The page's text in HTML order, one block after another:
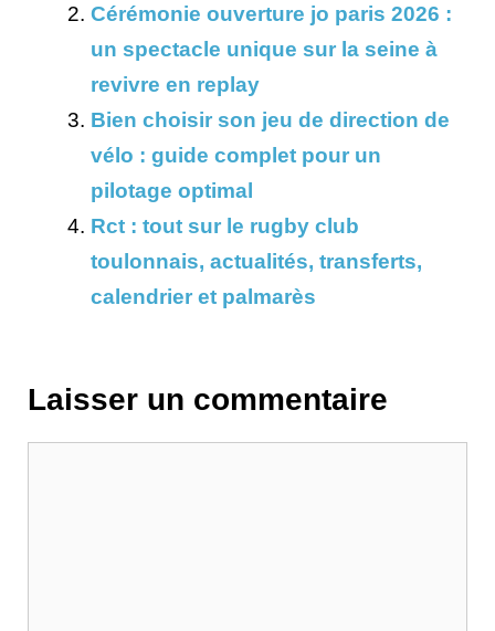
Cérémonie ouverture jo paris 2026 :
un spectacle unique sur la seine à
revivre en replay
Bien choisir son jeu de direction de
vélo : guide complet pour un
pilotage optimal
Rct : tout sur le rugby club
toulonnais, actualités, transferts,
calendrier et palmarès
Laisser un commentaire